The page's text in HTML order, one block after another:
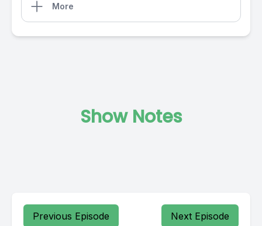
More
Show Notes
Previous Episode Next Episode